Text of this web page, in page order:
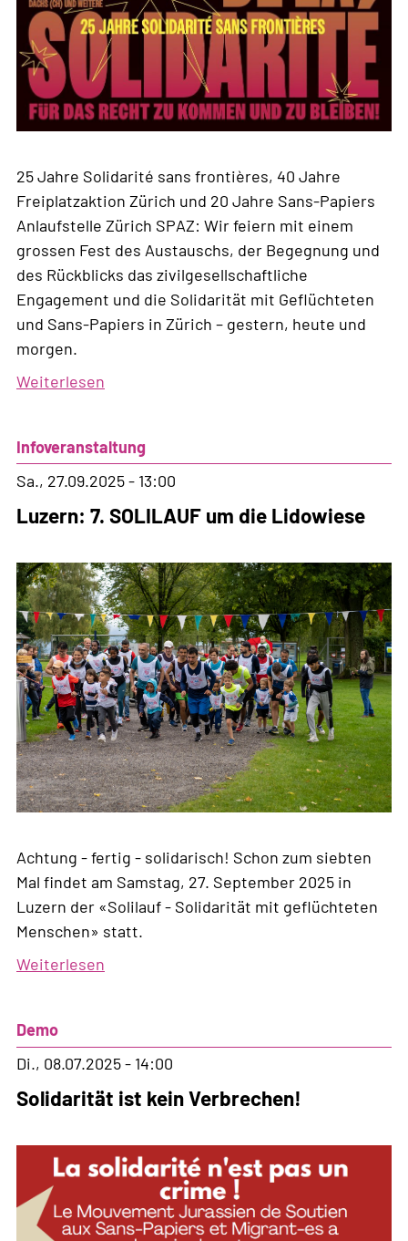
25 Jahre Solidarité sans frontières, 40 Jahre
Freiplatzaktion Zürich und 20 Jahre Sans-Papiers
Anlaufstelle Zürich SPAZ: Wir feiern mit einem
grossen Fest des Austauschs, der Begegnung und
des Rückblicks das zivilgesellschaftliche
Engagement und die Solidarität mit Geflüchteten
und Sans-Papiers in Zürich – gestern, heute und
morgen.
Weiterlesen
de
la
solidarité!
Infoveranstaltung
Sa., 27.09.2025 - 13:00
Luzern: 7. SOLILAUF um die Lidowiese
Achtung - fertig - solidarisch! Schon zum siebten
Mal findet am Samstag, 27. September 2025 in
Luzern der «Solilauf - Solidarität mit geflüchteten
Menschen» statt.
Weiterlesen
um
die
Lidowiese
Demo
Di., 08.07.2025 - 14:00
Solidarität ist kein Verbrechen!